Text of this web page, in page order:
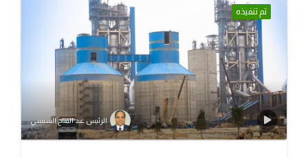
تم تنفيذه
الرئيس عبد الفتاح السيسي